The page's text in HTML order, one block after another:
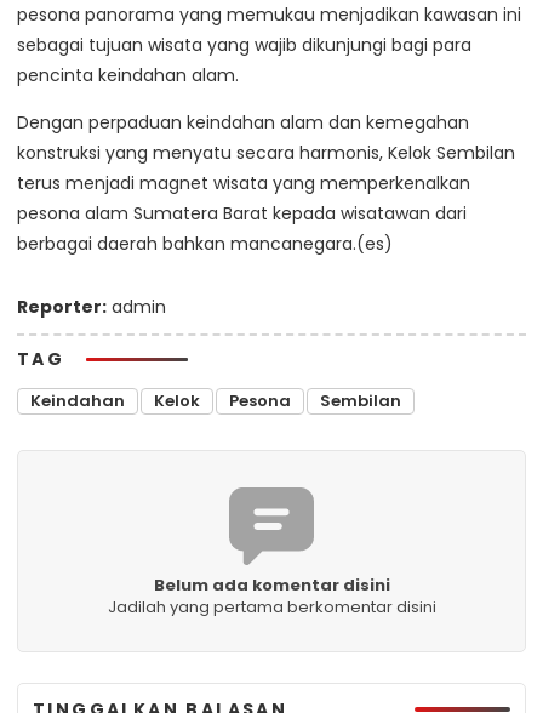
pesona panorama yang memukau menjadikan kawasan ini
sebagai tujuan wisata yang wajib dikunjungi bagi para
pencinta keindahan alam.
Dengan perpaduan keindahan alam dan kemegahan
konstruksi yang menyatu secara harmonis, Kelok Sembilan
terus menjadi magnet wisata yang memperkenalkan
pesona alam Sumatera Barat kepada wisatawan dari
berbagai daerah bahkan mancanegara.(es)
Reporter: admin
TAG
Keindahan Kelok Pesona Sembilan
Belum ada komentar disini
Jadilah yang pertama berkomentar disini